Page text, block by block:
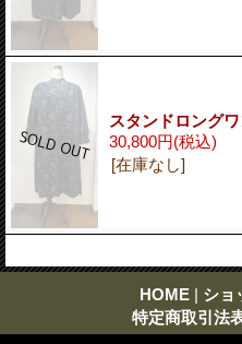
スタンドロング
30,800円(税込)
[在庫なし]
HOME | ショ
特定商取引法